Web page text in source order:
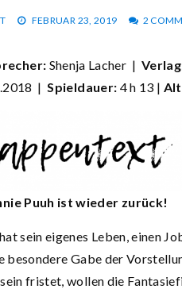
FEBRUAR 23, 2019 2
Shenja Lacher |
| Spieldauer: 4 h 13 |
Puuh ist wieder zurück!
sein eigenes Leben, einen
besondere Gabe der
fristet, wollen die